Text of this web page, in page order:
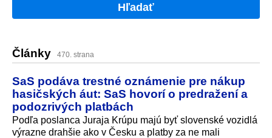
Hľadať
Články 470. strana
SaS podáva trestné oznámenie pre nákup
hasičských áut: SaS hovorí o predražení a
podozrivých platbách
Podľa poslanca Juraja Krúpu majú byť slovenské vozidlá
výrazne drahšie ako v Česku a platby za ne mali